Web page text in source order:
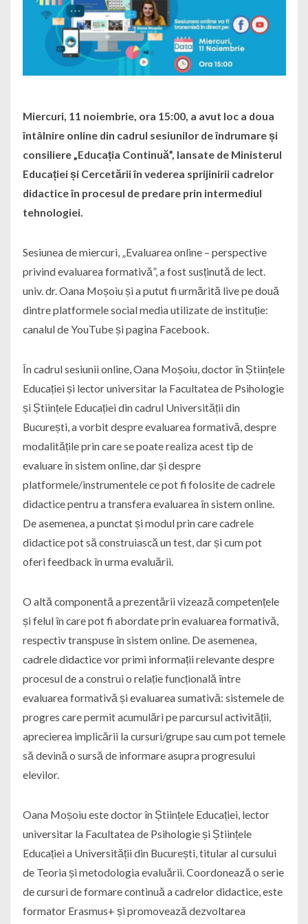
Miercuri, 11 noiembrie, ora 15:00, a avut loc a doua
întâlnire online din cadrul sesiunilor de îndrumare și
consiliere „Educația Continuă”, lansate de Ministerul
Educației și Cercetării în vederea sprijinirii cadrelor
didactice în procesul de predare prin intermediul
tehnologiei.
Sesiunea de miercuri, „Evaluarea online – perspective
privind evaluarea formativă”, a fost susținută de lect.
univ. dr. Oana Moșoiu și a putut fi urmărită live pe două
dintre platformele social media utilizate de instituție:
canalul de YouTube și pagina Facebook.
În cadrul sesiunii online, Oana Moșoiu, doctor în Științele
Educației și lector universitar la Facultatea de Psihologie
și Științele Educației din cadrul Universității din
București, a vorbit despre evaluarea formativă, despre
modalitățile prin care se poate realiza acest tip de
evaluare în sistem online, dar și despre
platformele/instrumentele ce pot fi folosite de cadrele
didactice pentru a transfera evaluarea în sistem online.
De asemenea, a punctat și modul prin care cadrele
didactice pot să construiască un test, dar și cum pot
oferi feedback în urma evaluării.
O altă componentă a prezentării vizează competențele
și felul în care pot fi abordate prin evaluarea formativă,
respectiv transpuse în sistem online. De asemenea,
cadrele didactice vor primi informații relevante despre
procesul de a construi o relație funcțională între
evaluarea formativă și evaluarea sumativă: sistemele de
progres care permit acumulări pe parcursul activității,
aprecierea implicării la cursuri/grupe sau cum pot temele
să devină o sursă de informare asupra progresului
elevilor.
Oana Moșoiu este doctor în Științele Educației, lector
universitar la Facultatea de Psihologie și Științele
Educației a Universității din București, titular al cursului
de Teoria și metodologia evaluării. Coordonează o serie
de cursuri de formare continuă a cadrelor didactice, este
formator Erasmus+ și promovează dezvoltarea